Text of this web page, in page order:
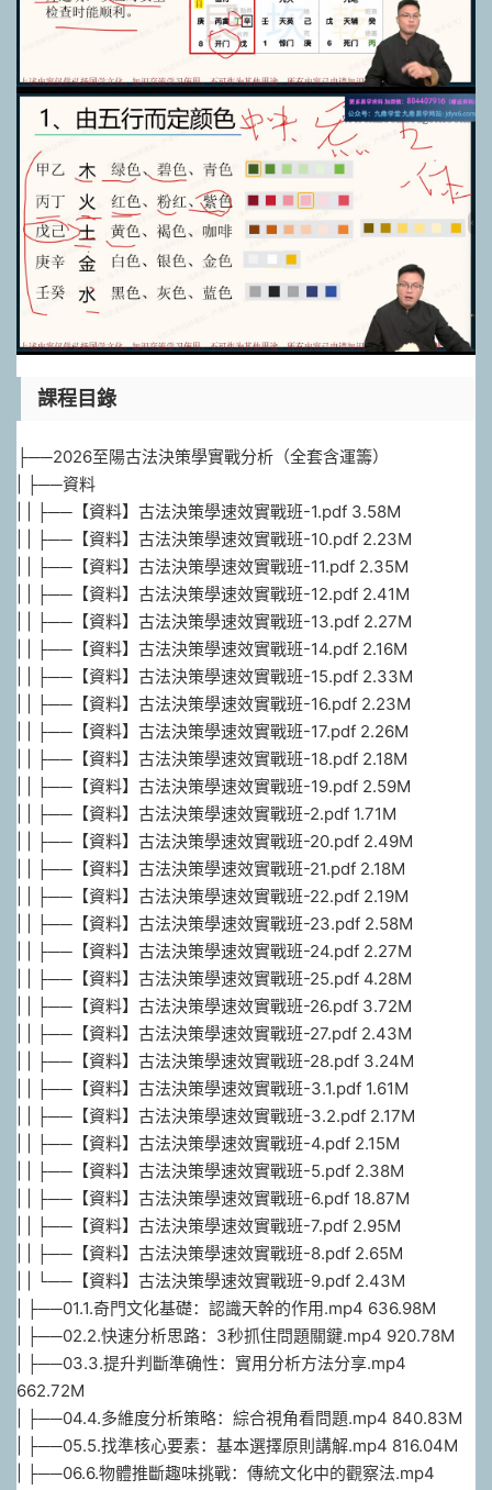
課程目錄
├──2026至陽古法決策學實戰分析（全套含運籌）
| ├──資料
| | ├──【資料】古法決策學速效實戰班-1.pdf 3.58M
| | ├──【資料】古法決策學速效實戰班-10.pdf 2.23M
| | ├──【資料】古法決策學速效實戰班-11.pdf 2.35M
| | ├──【資料】古法決策學速效實戰班-12.pdf 2.41M
| | ├──【資料】古法決策學速效實戰班-13.pdf 2.27M
| | ├──【資料】古法決策學速效實戰班-14.pdf 2.16M
| | ├──【資料】古法決策學速效實戰班-15.pdf 2.33M
| | ├──【資料】古法決策學速效實戰班-16.pdf 2.23M
| | ├──【資料】古法決策學速效實戰班-17.pdf 2.26M
| | ├──【資料】古法決策學速效實戰班-18.pdf 2.18M
| | ├──【資料】古法決策學速效實戰班-19.pdf 2.59M
| | ├──【資料】古法決策學速效實戰班-2.pdf 1.71M
| | ├──【資料】古法決策學速效實戰班-20.pdf 2.49M
| | ├──【資料】古法決策學速效實戰班-21.pdf 2.18M
| | ├──【資料】古法決策學速效實戰班-22.pdf 2.19M
| | ├──【資料】古法決策學速效實戰班-23.pdf 2.58M
| | ├──【資料】古法決策學速效實戰班-24.pdf 2.27M
| | ├──【資料】古法決策學速效實戰班-25.pdf 4.28M
| | ├──【資料】古法決策學速效實戰班-26.pdf 3.72M
| | ├──【資料】古法決策學速效實戰班-27.pdf 2.43M
| | ├──【資料】古法決策學速效實戰班-28.pdf 3.24M
| | ├──【資料】古法決策學速效實戰班-3.1.pdf 1.61M
| | ├──【資料】古法決策學速效實戰班-3.2.pdf 2.17M
| | ├──【資料】古法決策學速效實戰班-4.pdf 2.15M
| | ├──【資料】古法決策學速效實戰班-5.pdf 2.38M
| | ├──【資料】古法決策學速效實戰班-6.pdf 18.87M
| | ├──【資料】古法決策學速效實戰班-7.pdf 2.95M
| | ├──【資料】古法決策學速效實戰班-8.pdf 2.65M
| | └──【資料】古法決策學速效實戰班-9.pdf 2.43M
| ├──01.1.奇門文化基礎：認識天幹的作用.mp4 636.98M
| ├──02.2.快速分析思路：3秒抓住問題關鍵.mp4 920.78M
| ├──03.3.提升判斷準确性：實用分析方法分享.mp4
662.72M
| ├──04.4.多維度分析策略：綜合視角看問題.mp4 840.83M
| ├──05.5.找準核心要素：基本選擇原則講解.mp4 816.04M
| ├──06.6.物體推斷趣味挑戰：傳統文化中的觀察法.mp4